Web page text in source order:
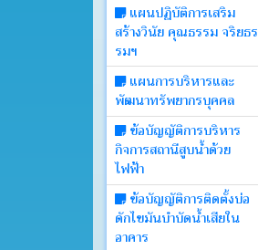
แผนปฏิบัติการเสริม
สร้างวินัย คุณธรรม จริยธร
รมฯ
แผนการบริหารและ
พัฒนาทรัพยากรบุคคล
ข้อบัญญัติการบริหาร
กิจการสถานีสูบน้ำด้วย
ไฟฟ้า
ข้อบัญญัติการติดตั้งบ่อ
ดักไขมันบำบัดน้ำเสียใน
อาคาร